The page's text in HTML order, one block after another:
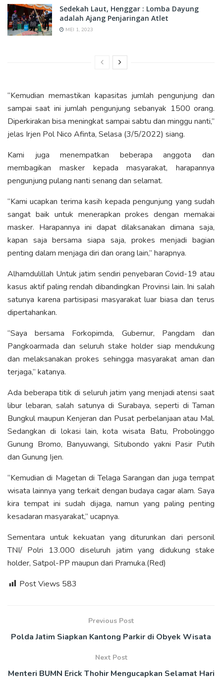
Sedekah Laut, Henggar : Lomba Dayung
adalah Ajang Penjaringan Atlet
MEI 1, 2023
“Kemudian memastikan kapasitas jumlah pengunjung dan
sampai saat ini jumlah pengunjung sebanyak 1500 orang.
Diperkirakan bisa meningkat sampai sabtu dan minggu nanti,”
jelas Irjen Pol Nico Afinta, Selasa (3/5/2022) siang.
Kami juga menempatkan beberapa anggota dan
membagikan masker kepada masyarakat, harapannya
pengunjung pulang nanti senang dan selamat.
“Kami ucapkan terima kasih kepada pengunjung yang sudah
sangat baik untuk menerapkan prokes dengan memakai
masker. Harapannya ini dapat dilaksanakan dimana saja,
kapan saja bersama siapa saja, prokes menjadi bagian
penting dalam menjaga diri dan orang lain,” harapnya.
Alhamdulillah Untuk jatim sendiri penyebaran Covid-19 atau
kasus aktif paling rendah dibandingkan Provinsi lain. Ini salah
satunya karena partisipasi masyarakat luar biasa dan terus
dipertahankan.
“Saya bersama Forkopimda, Gubernur, Pangdam dan
Pangkoarmada dan seluruh stake holder siap mendukung
dan melaksanakan prokes sehingga masyarakat aman dan
terjaga,” katanya.
Ada beberapa titik di seluruh jatim yang menjadi atensi saat
libur lebaran, salah satunya di Surabaya, seperti di Taman
Bungkul maupun Kenjeran dan Pusat perbelanjaan atau Mal.
Sedangkan di lokasi lain, kota wisata Batu, Probolinggo
Gunung Bromo, Banyuwangi, Situbondo yakni Pasir Putih
dan Gunung Ijen.
“Kemudian di Magetan di Telaga Sarangan dan juga tempat
wisata lainnya yang terkait dengan budaya cagar alam. Saya
kira tempat ini sudah dijaga, namun yang paling penting
kesadaran masyarakat,” ucapnya.
Sementara untuk kekuatan yang diturunkan dari personil
TNI/ Polri 13.000 diseluruh jatim yang didukung stake
holder, Satpol-PP maupun dari Pramuka.(Red)
Post Views 583
Previous Post
Polda Jatim Siapkan Kantong Parkir di Obyek Wisata
Next Post
Menteri BUMN Erick Thohir Mengucapkan Selamat Hari